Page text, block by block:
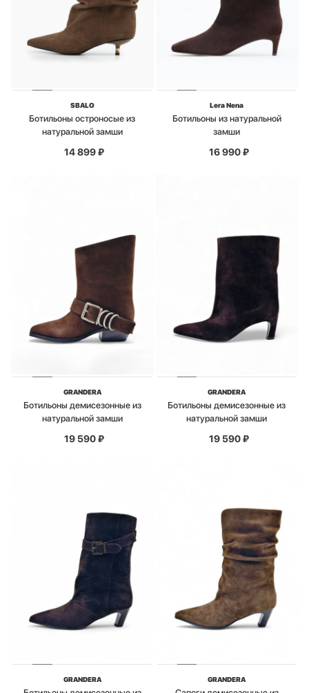
SBALO
Ботильоны остроносые из
натуральной замши
14 899₽
Lera Nena
Ботильоны из натуральной
замши
16 990₽
GRANDERA
Ботильоны демисезонные из
натуральной замши
19 590₽
GRANDERA
Ботильоны демисезонные из
натуральной замши
19 590₽
GRANDERA GRANDERA